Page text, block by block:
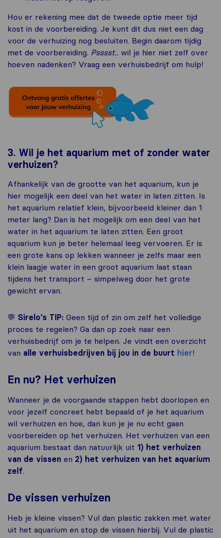
Hou er rekening mee dat de tweede optie meer tijd
kost in de voorbereiding. Je kunt dit dus niet een dag
voor de verhuizing nog besluiten. Begin daarom tijdig
met de voorbereiding. Psssst.. wil je hier niet zelf over
hoeven nadenken? Vraag een verhuisbedrijf om hulp!
3. Wil je het aquarium met of zonder water
verhuizen?
Afhankelijk van de grootte van het aquarium, kun je
hier mogelijk een deel van het water in laten zitten. Is
het aquarium relatief klein, bijvoorbeeld kleiner dan 1
meter lang? Dan is het mogelijk om een deel van het
water in het aquarium te laten zitten. Een groot
aquarium kun je beter helemaal leeg vervoeren. Er is
een grote kans op lekken wanneer je zelfs maar een
klein laagje water in een groot aquarium laat staan
tijdens het transport – simpelweg door het grote
gewicht ervan.
💬 Sirelo’s TIP: Geen tijd of zin om zelf het volledige
proces te regelen? Ga dan op zoek naar een
verhuisbedrijf om je te helpen. Je vindt een overzicht
van alle verhuisbedrijven bij jou in de buurt hier!
En nu? Het verhuizen
Wanneer je de voorgaande stappen hebt doorlopen en
voor jezelf concreet hebt bepaald of je het aquarium
wil verhuizen en hoe, dan kun je je nu echt gaan
voorbereiden op het verhuizen. Het verhuizen van een
aquarium bestaat dan natuurlijk uit 1) het verhuizen
van de vissen en 2) het verhuizen van het aquarium
zelf.
De vissen verhuizen
Heb je kleine vissen? Vul dan plastic zakken met water
uit het aquarium en stop de vissen hierbij. Vul de plastic